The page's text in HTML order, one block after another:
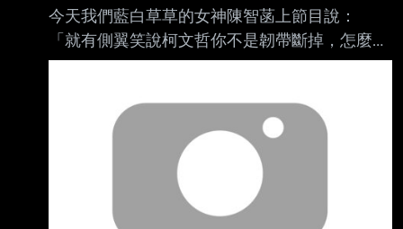
今天我們藍白草草的女神陳智菡上節目說：
「就有側翼笑說柯文哲你不是韌帶斷掉，怎麼還
可以跳 其實韌帶斷掉 也可以跳起來 你知道那個
https://duk.tw/4LML1q.jpg
https://duk.tw/zrHjxy.jpg
https://duk.tw/NajY5i.jpg
https://duk.tw/HlGaNo.jpg
？？？？？？？？？？？？？？？？？？？ 陳